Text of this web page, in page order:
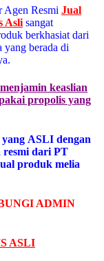
Agen Resmi Jual
Aslisangat
berkhasiat dari
yang berada di
keaslian
propolis yang
ASLI dengan
dari PT
produk melia
ADMIN
ASLI